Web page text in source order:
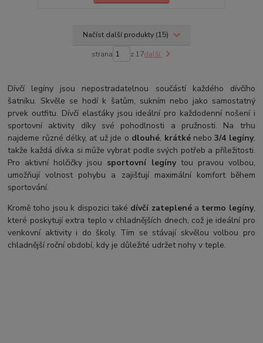
Načíst další produkty (15)
strana z 17další
Dívčí legíny jsou nepostradatelnou součástí každého dívčího
šatníku. Skvěle se hodí k šatům, sukním nebo jako samostatný
prvek outfitu. Dívčí elasťáky jsou ideální pro každodenní nošení i
sportovní aktivity díky své pohodlnosti a pružnosti. Na trhu
najdeme různé délky, ať už jde o dlouhé, krátké nebo3/4 legíny,
takže každá dívka si může vybrat podle svých potřeb a příležitosti.
Pro aktivní holčičky jsou sportovní legínytou pravou volbou,
umožňují volnost pohybu a zajišťují maximální komfort během
sportování.
Kromě toho jsou k dispozici také dívčí zateplenéa termo legíny,
které poskytují extra teplo v chladnějších dnech, což je ideální pro
venkovní aktivity i do školy. Tím se stávají skvělou volbou pro
chladnější roční období, kdy je důležité udržet nohy v teple.